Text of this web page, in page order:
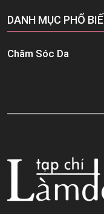
DANH MỤC PHỔ
Chăm Sóc Da